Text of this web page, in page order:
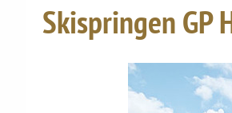
Skispringen GP